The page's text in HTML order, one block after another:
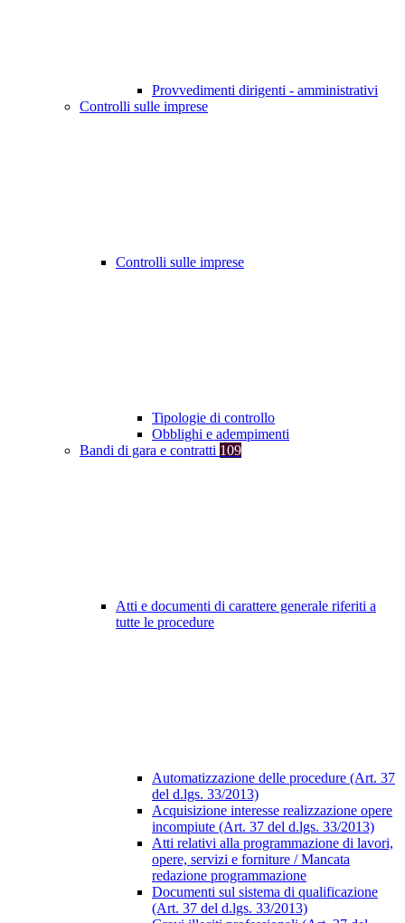
Provvedimenti dirigenti - amministrativi
Controlli sulle imprese
Controlli sulle imprese
Tipologie di controllo
Obblighi e adempimenti
Bandi di gara e contratti 109
Atti e documenti di carattere generale riferiti a
tutte le procedure
Automatizzazione delle procedure (Art. 37
del d.lgs. 33/2013)
Acquisizione interesse realizzazione opere
incompiute (Art. 37 del d.lgs. 33/2013)
Atti relativi alla programmazione di lavori,
opere, servizi e forniture / Mancata
redazione programmazione
Documenti sul sistema di qualificazione
(Art. 37 del d.lgs. 33/2013)